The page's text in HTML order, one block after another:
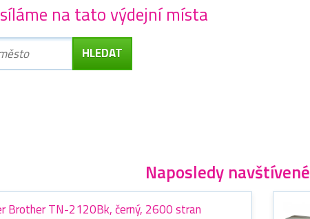
na tato výdejní místa
Naposledy navštívené
Brother TN-2120Bk, černý, 2600 stran